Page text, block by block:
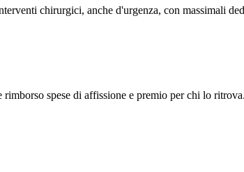
chirurgici, anche d'urgenza, con massimali
spese di affissione e premio per chi lo ritrova.